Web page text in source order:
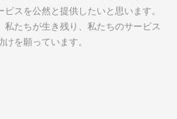
スを公然と提供したいと思います。
たちが生き残り、私たちのサービス
を願っています。
ไทย
简体中文